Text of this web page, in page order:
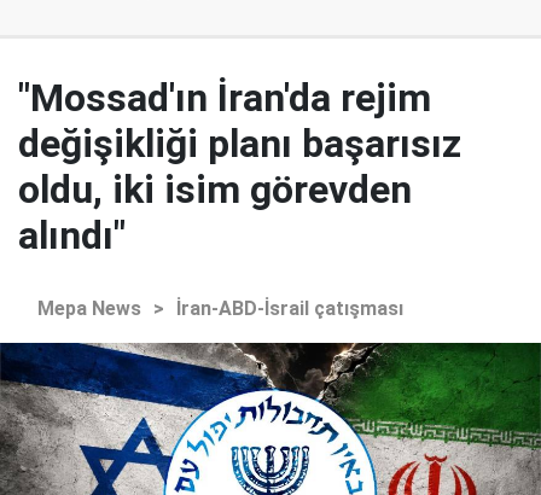
"Mossad'ın İran'da rejim
değişikliği planı başarısız
oldu, iki isim görevden
alındı"
Mepa News > İran-ABD-İsrail çatışması